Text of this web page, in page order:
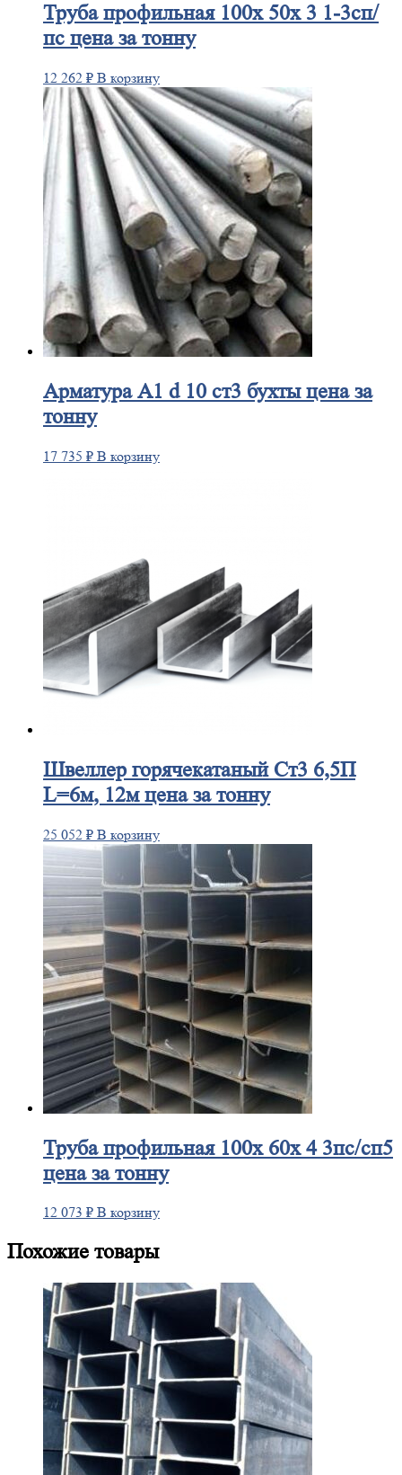
Трубапрофильная 100х 50х 3 1-3сп/
пс цена за тонну
12 262 ₽ В корзину
АрматураА1 d 10 ст3 бухты цена за
тонну
17 735 ₽ В корзину
Швеллергорячекатаный Ст3 6,5П
L=6м, 12м цена за тонну
25 052 ₽ В корзину
Трубапрофильная 100х 60х 4 3пс/сп5
цена за тонну
12 073 ₽ В корзину
Похожие товары